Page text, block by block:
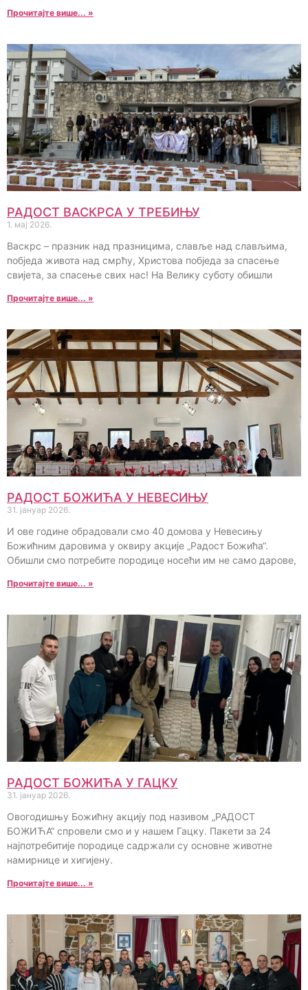
Прочитајте више... »
РАДОСТ ВАСКРСА У ТРЕБИЊУ
1. мај 2026.
Васкрс – празник над празницима, славље над слављима,
побједа живота над смрћу, Христова побједа за спасење
свијета, за спасење свих нас! На Велику суботу обишли
Прочитајте више... »
РАДОСТ БОЖИЋА У НЕВЕСИЊУ
31. јануар 2026.
И ове године обрадовали смо 40 домова у Невесињу
Божићним даровима у оквиру акције „Радост Божића“.
Обишли смо потребите породице носећи им не само дарове,
Прочитајте више... »
РАДОСТ БОЖИЋА У ГАЦКУ
31. јануар 2026.
Овогодишњу Божићну акцију под називом „РАДОСТ
БОЖИЋА“ спровели смо и у нашем Гацку. Пакети за 24
најпотребитије породице садржали су основне животне
намирнице и хигијену.
Прочитајте више... »